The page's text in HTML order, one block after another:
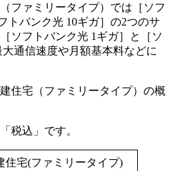
ファミリータイプ）では［ソフ
トバンク光 10ギガ］の2つのサ
［ソフトバンク光 1ギガ］と［ソ
通信速度や月額基本料などに
住宅（ファミリータイプ）の概
税込」です。
住宅(ファミリータイプ)